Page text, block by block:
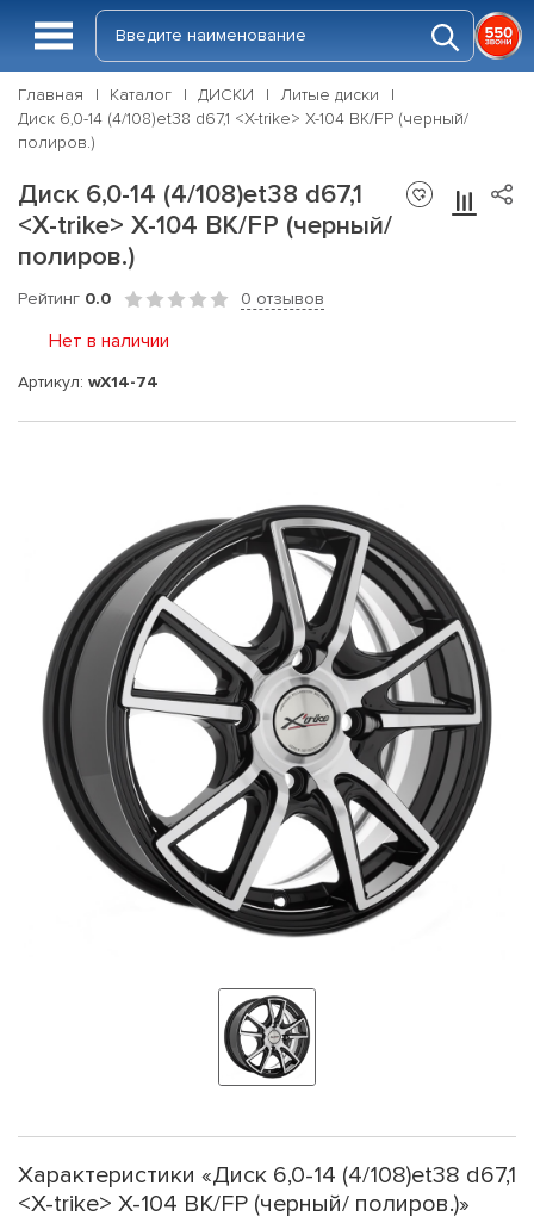
Главная Каталог ДИСКИ
Литые диски
Диск 6,0-14 (4/108)et38 d67,1 <X-trike> X-104 BK/FP (черный/
полиров.)
Диск 6,0-14 (4/108)et38 d67,1
<X-trike> X-104 BK/FP (черный/
полиров.)
Рейтинг 0.0 0 отзывов
Нет в наличии
Артикул: wX14-74
Характеристики «Диск 6,0-14 (4/108)et38 d67,1
<X-trike> X-104 BK/FP (черный/ полиров.)»